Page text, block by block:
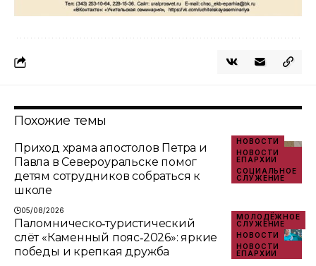
Похожие темы
НОВОСТИ
НОВОСТИ
ЕПАРХИИ
СОЦИАЛЬНОЕ
СЛУЖЕНИЕ
Приход храма апостолов Петра и
Павла в Североуральске помог
детям сотрудников собраться к
школе
05/08/2026
МОЛОДЁЖНОЕ
СЛУЖЕНИЕ
НОВОСТИ
НОВОСТИ
ЕПАРХИИ
Паломническо‑туристический
слёт «Каменный пояс‑2026»: яркие
победы и крепкая дружба